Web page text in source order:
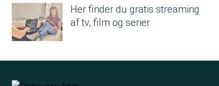
Her finder du gratis streaming
af tv, film og serier